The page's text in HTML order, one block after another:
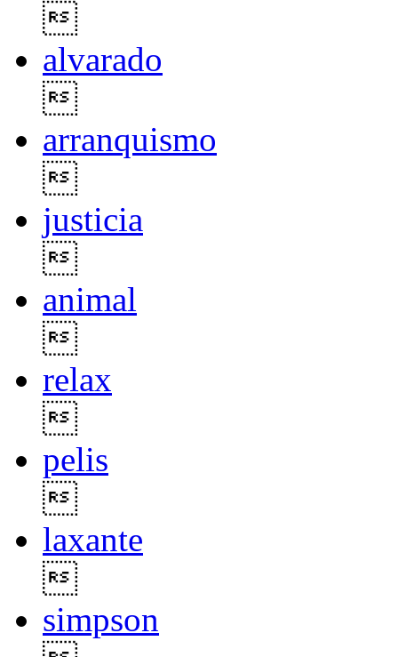
alvarado
arranquismo
justicia
animal
relax
pelis
laxante
simpson